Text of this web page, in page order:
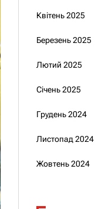
Квітень 2025
Березень 2025
Лютий 2025
Січень 2025
Грудень 2024
Листопад 2024
Жовтень 2024